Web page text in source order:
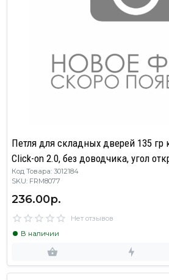
Петля для складных дверей 135 гр
Click-on 2.0, без доводчика, угол
Код Товара: 3012184
SKU: FRM8077
236.00р.
Нет отзывов
В наличии